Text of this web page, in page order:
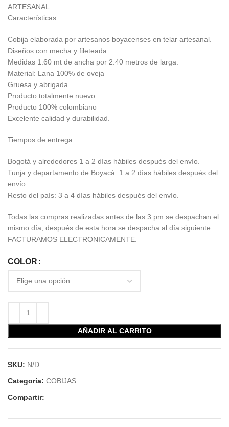
ARTESANAL
Características
Cobija elaborada por artesanos boyacenses en telar artesanal.
Diseños con mecha y fileteada.
Medidas 1.60 mt de ancha por 2.40 metros de larga.
Material: Lana 100% de oveja
Gruesa y abrigada.
Producto totalmente nuevo.
Producto 100% colombiano
Excelente calidad y durabilidad.
Tiempos de entrega:
Bogotá y alrededores 1 a 2 días hábiles después del envío.
Tunja y departamento de Boyacá: 1 a 2 días hábiles después del
envío.
Resto del país: 3 a 4 días hábiles después del envío.
Todas las compras realizadas antes de las 3 pm se despachan el
mismo día, después de esta hora se despacha al día siguiente.
FACTURAMOS ELECTRONICAMENTE.
COLOR
AÑADIR AL CARRITO
SKU: N/D
Categoría: COBIJAS
Compartir: